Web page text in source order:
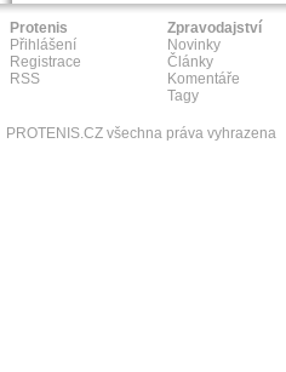
Protenis
Přihlášení
Registrace
RSS
Zpravodajství
Novinky
Články
Komentáře
Tagy
PROTENIS.CZ všechna práva vyhrazena